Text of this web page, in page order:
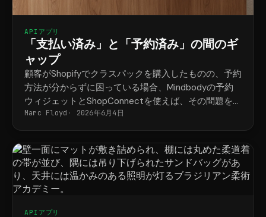
APIアプリ
「支払い済み」と「予約済み」の間のギ
ャップ
顧客がShopifyでクラスパックを購入したものの、予約
方法が分からずに困っている場合、Mindbodyの予約
ウィジェットとShopConnectを使えば、その問題を解
決できます。
Marc Floyd 2026年6月4日
APIアプリ